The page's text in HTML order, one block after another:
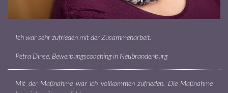
Ich war sehr zufrieden mit der Zusammenarbeit.
Petra Dinse, Bewerbungscoaching in Neubrandenburg
Mit der Maßnahme war ich vollkommen zufrieden. Die Maßnahme